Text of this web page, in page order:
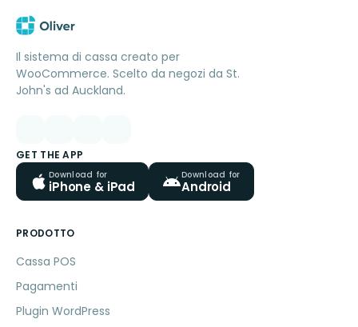
Il sistema di cassa creato per
WooCommerce. Scelto da negozi da St.
John's ad Auckland.
GET THE APP
Download for
iPhone & iPad
Download for
Android
PRODOTTO
Cassa POS
Pagamenti
Plugin WordPress